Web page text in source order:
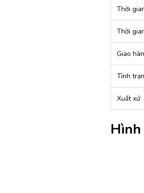
Thời
Thời
Giao
Tình
Xuất xứ